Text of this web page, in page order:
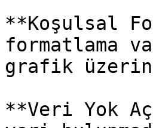
**Koşulsal
formatlama
grafik
**Veri Yok